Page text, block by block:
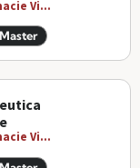
Vi...
Vi...